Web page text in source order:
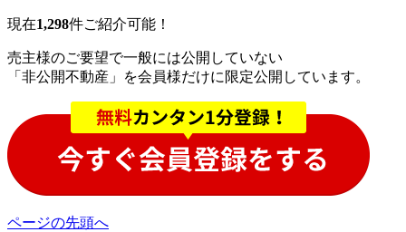
現在1,298件ご紹介可能！
売主様のご要望で一般には公開していない
「非公開不動産」を会員様だけに限定公開しています。
ページの先頭へ